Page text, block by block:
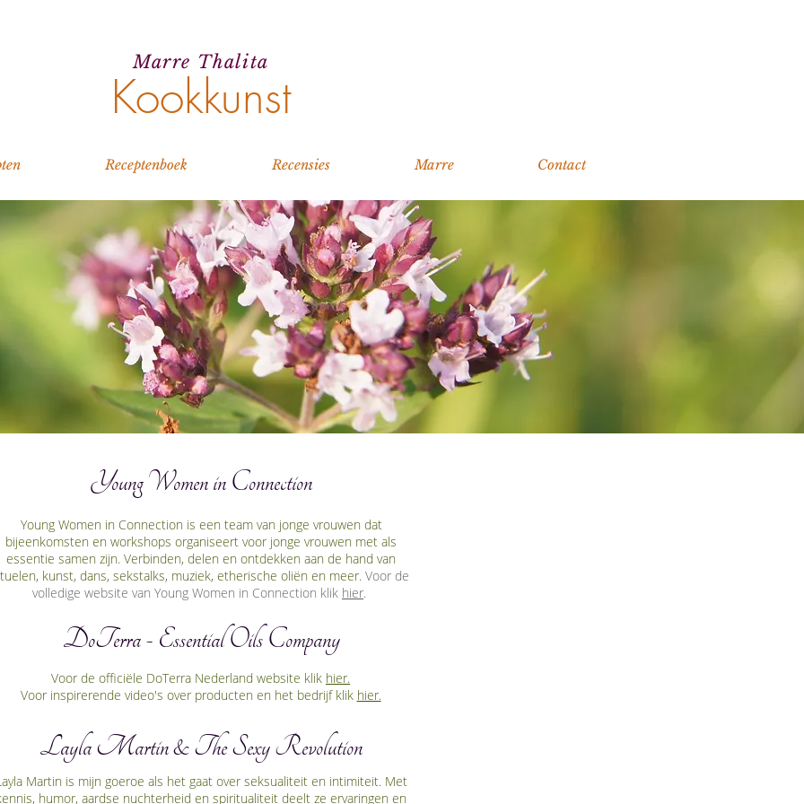
Kookkunst
Marre Thalita
Receptenboek Recensies Marre Contact
Young Women in Connection
DoTerra - Essential Oils Company
Young Women in Connection is een team van jonge vrouwen dat
bijeenkomsten en workshops organiseert voor jonge vrouwen met als
essentie samen zijn. Verbinden, delen en ontdekken aan de hand van
kunst, dans, sekstalks, muziek, etherische oliën en meer. Voor de
volledige website van Young Women in Connection klik hier.
Voor de officiële DoTerra Nederland website klik hier.
Voor inspirerende video's over producten en het bedrijf klik hier.
Layla Martin & The Sexy Revolution
Martin is mijn goeroe als het gaat over seksualiteit en intimiteit. Met
humor, aardse nuchterheid en spiritualiteit deelt ze ervaringen en